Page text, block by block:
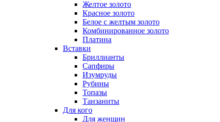
Желтое золото
Красное золото
Белое с желтым золото
Комбинированное золото
Платина
Вставки
Бриллианты
Сапфиры
Изумруды
Рубины
Топазы
Танзаниты
Для кого
Для женщин